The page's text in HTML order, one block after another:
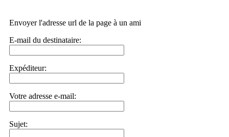
Envoyer l'adresse url de la page à un ami
E-mail du destinataire:
Expéditeur:
Votre adresse e-mail:
Sujet: